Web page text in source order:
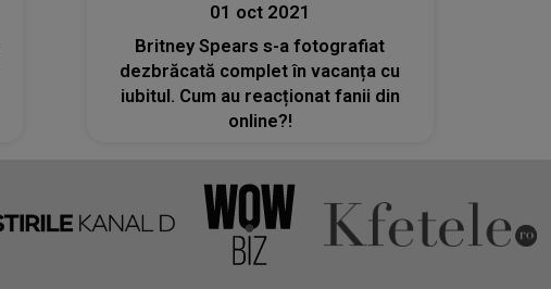
01 oct 2021
Britney Spears s-a fotografiat
dezbrăcată complet în vacanța cu
iubitul. Cum au reacționat fanii din
online?!